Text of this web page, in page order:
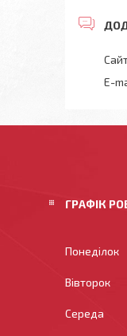
ГРАФІК
Понеділок
Вівторок
Середа